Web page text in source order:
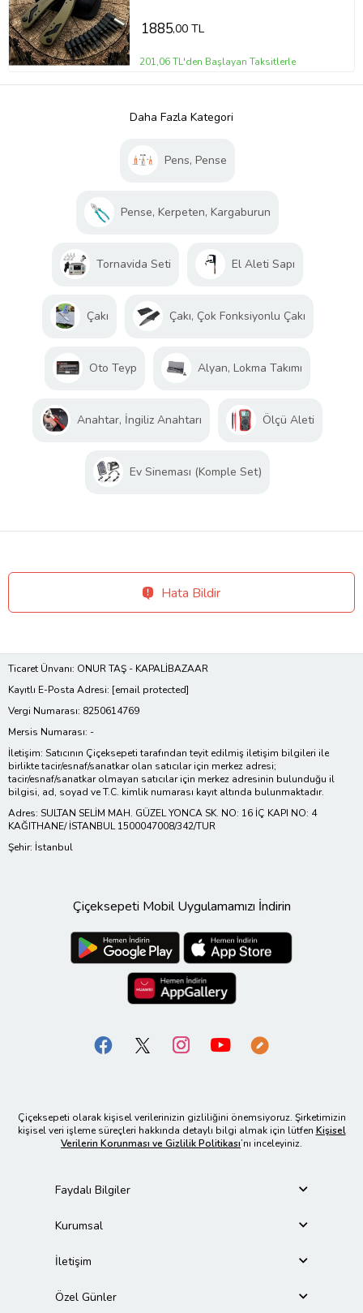
1885,00 TL
201,06 TL'den Başlayan Taksitlerle
Daha Fazla Kategori
Pens, Pense
Pense, Kerpeten, Kargaburun
Tornavida Seti El Aleti Sapı
Çakı Çakı, Çok Fonksiyonlu Çakı
Oto Teyp Alyan, Lokma Takımı
Anahtar, İngiliz Anahtarı Ölçü Aleti
Ev Sineması (Komple Set)
Hata Bildir
Ticaret Ünvanı: ONUR TAŞ - KAPALİBAZAAR
Kayıtlı E-Posta Adresi: [email protected]
Vergi Numarası: 8250614769
Mersis Numarası: -
İletişim: Satıcının Çiçeksepeti tarafından teyit edilmiş iletişim bilgileri ile
birlikte tacir/esnaf/sanatkar olan satıcılar için merkez adresi;
tacir/esnaf/sanatkar olmayan satıcılar için merkez adresinin bulunduğu il
bilgisi, ad, soyad ve T.C. kimlik numarası kayıt altında bulunmaktadır.
Adres: SULTAN SELİM MAH. GÜZEL YONCA SK. NO: 16 İÇ KAPI NO: 4
KAĞITHANE/ İSTANBUL 1500047008/342/TUR
Şehir: İstanbul
Çiçeksepeti Mobil Uygulamamızı İndirin
Çiçeksepeti olarak kişisel verilerinizin gizliliğini önemsiyoruz. Şirketimizin
kişisel veri işleme süreçleri hakkında detaylı bilgi almak için lütfen Kişisel
Verilerin Korunması ve Gizlilik Politikası’nı inceleyiniz.
Faydalı Bilgiler
Kurumsal
İletişim
Özel Günler